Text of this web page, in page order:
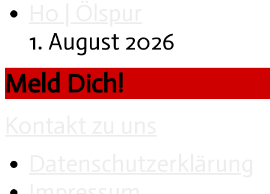
1. August 2026
Meld Dich!